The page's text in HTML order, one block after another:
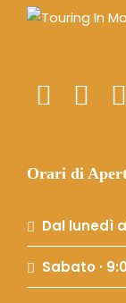
Orari di
Dal lunedì
Sabato ·